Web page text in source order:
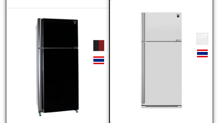
Доставка в регионы (кроме Москвы и Московской
области, Калуги и Калужской области)
осуществляется только после 100% предоплаты
товара. Доставка осуществляется транспортной
компанией "ПЭК", "Деловые линии",
"Желдорэкспедиция" и другие,
до терминала (склада) транспортной компании в
Вашем городе или на Ваш домашний адрес. При
предварительном согласовании, Вы можете выбрать
самостоятельно транспортную компанию.
При отправке через транспортные компании